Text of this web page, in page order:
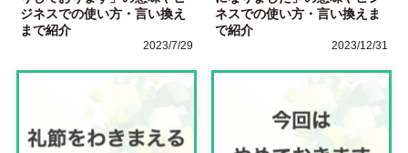
ジネスでの使い方・言い換え
まで紹介
2023/7/29
ネスでの使い方・言い換えま
で紹介
2023/12/31